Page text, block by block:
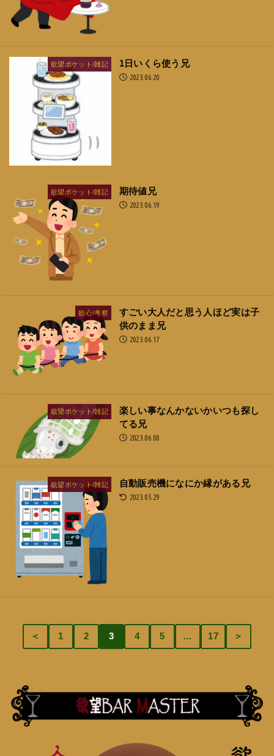
欲望ポケット/雑記 1日いくら使う兄
2023.06.20
欲望ポケット/雑記 期待値兄
2023.06.19
欲心/考察
すごい大人だと思う人ほど実は子
供のまま兄
2023.06.17
欲望ポケット/雑記
楽しい事なんかないかいつも探し
てる兄
2023.06.08
欲望ポケット/雑記 自動販売機になにか縁がある兄
2023.05.29
＜ 1 2 3 4 5 … 17 ＞